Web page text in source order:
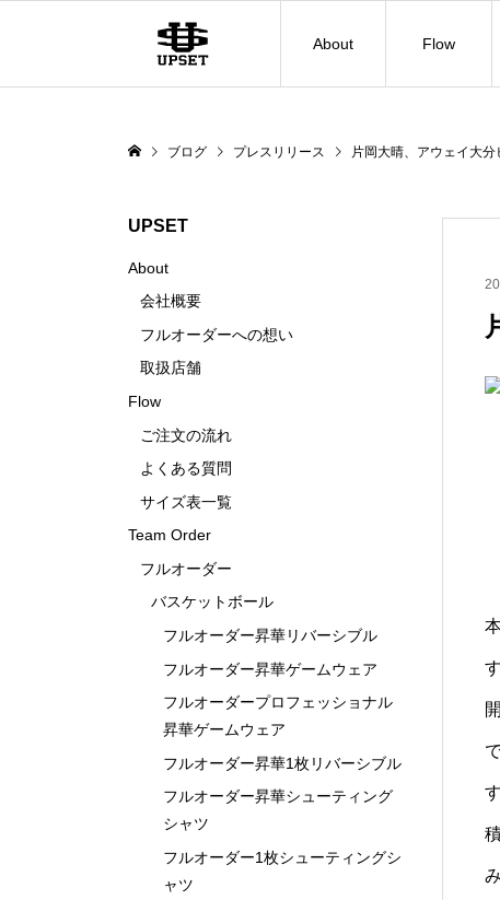
About Flow
ブログ プレスリリース 片岡大晴、アウェイ大分
UPSET
About
会社概要
フルオーダーへの想い
取扱店舗
Flow
ご注文の流れ
よくある質問
サイズ表一覧
Team Order
フルオーダー
バスケットボール
フルオーダー昇華リバーシブル
フルオーダー昇華ゲームウェア
フルオーダープロフェッショナル
昇華ゲームウェア
フルオーダー昇華1枚リバーシブル
フルオーダー昇華シューティング
シャツ
フルオーダー1枚シューティングシ
ャツ